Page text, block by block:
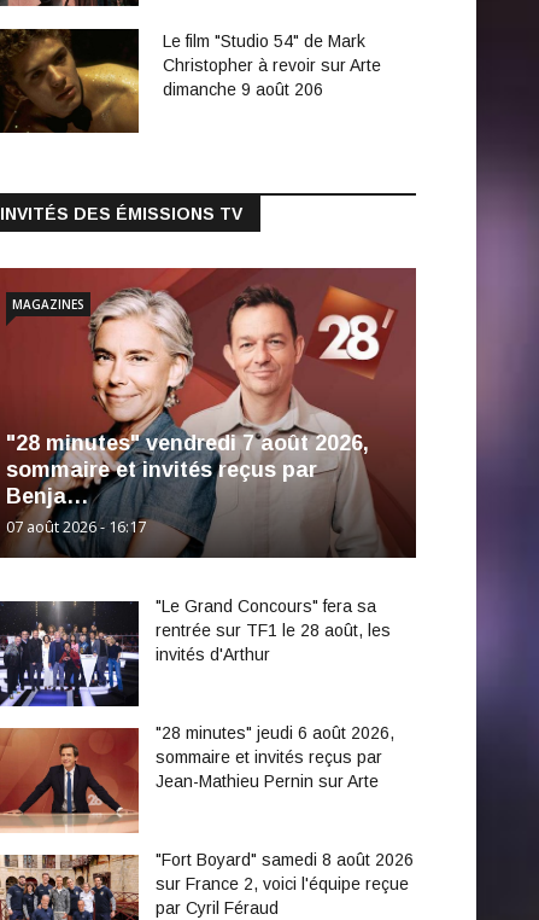
Le film "Studio 54" de Mark
Christopher à revoir sur Arte
dimanche 9 août 206
INVITÉS DES ÉMISSIONS TV
"28 minutes" vendredi 7 août 2026,
sommaire et invités reçus par
Benja…
07 août 2026 - 16:17
MAGAZINES
"Le Grand Concours" fera sa
rentrée sur TF1 le 28 août, les
invités d'Arthur
"28 minutes" jeudi 6 août 2026,
sommaire et invités reçus par
Jean-Mathieu Pernin sur Arte
"Fort Boyard" samedi 8 août 2026
sur France 2, voici l'équipe reçue
par Cyril Féraud